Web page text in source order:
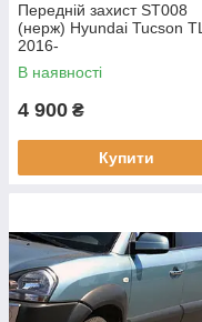
Передній захист ST008
(нерж) Hyundai Tucson TL
2016-
В наявності
4 900 ₴
Купити